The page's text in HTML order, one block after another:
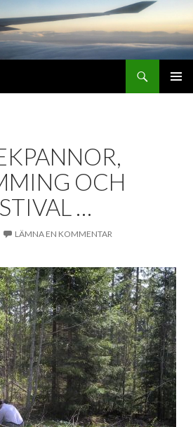
OCH
…
LÄMNA EN KOMMENTAR